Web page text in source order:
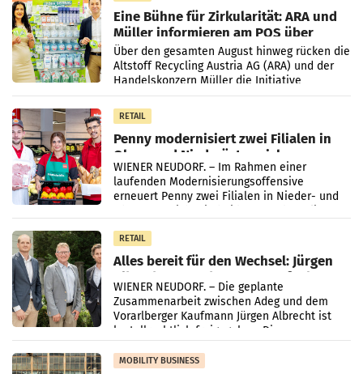
Eine Bühne für Zirkularität: ARA und
Müller informieren am POS über
Kreislauffähigkeit
Über den gesamten August hinweg rücken die
Altstoff Recycling Austria AG (ARA) und der
Handelskonzern Müller die Initiative
„Kreislauf-Helden“ in allen österreichischen
Müller-Filialen
RETAIL
Penny modernisiert zwei Filialen in
Ober- und Niederösterreich
WIENER NEUDORF. – Im Rahmen einer
laufenden Modernisierungsoffensive
erneuert Penny zwei Filialen in Nieder- und
RETAIL
Alles bereit für den Wechsel: Jürgen
Albrecht setzt ab 1.1.2027 auf Adeg
WIENER NEUDORF. – Die geplante
Zusammenarbeit zwischen Adeg und dem
Vorarlberger Kaufmann Jürgen Albrecht ist
kartellrechtlich freigegeben: Die
Bundeswettbewerbsbehörde und der
Bundeskartellanwalt
MOBILITY BUSINESS